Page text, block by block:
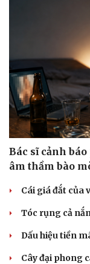
Sức khỏe
Dinh dưỡng - món
Cây thuốc
Nhi khoa
Nam khoa
Phòng mạch online
Ăn sạch sống khỏe
Bác sĩ cảnh
âm thầm bào
Cái giá đắt của
Tóc rụng cả
Dấu hiệu tiền
Cây đại phong